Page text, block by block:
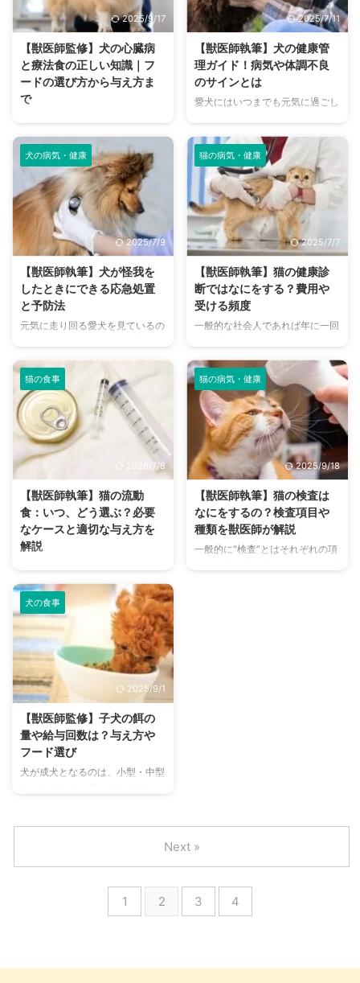
けて初めて症状が現れることもあ
ります。 そこで今回は、肝臓の
働きから病気、具体的な栄養管理
まで詳しくお話ししたいと思いま
す。 この記事の結論 肝臓には代
謝作用や解毒作用などの働きがあ
り、とても重要な臓器である 肝
うに症状が現れづらく、発 ...
に気づく必要があり、どのような
変化があるのかを理解しておくこ
とが大切です。 万が一、愛猫が
怪我をしてしまったときの応急処
置や、怪我をしないための予防方
法を知っておく必要があります。
ここでは猫に多い怪我や予防策に
事の結論 猫に多い怪我の種類は
...
2025/9/17
【獣医師監修】犬の心臓病
と療法食の正しい知識｜フ
ードの選び方から与え方ま
で
のひとつですが、中でも特に注意
したい心臓の病気です。 人の場
合にも重い病気になりやすく、そ
の病気が心臓にある、というだけ
で不安度は高まってしまうもので
す。 だからこそ、犬にとっての
心臓病がどういったものなのか、
必要な療法食とまとめてご紹介し
ます。 獣医師執筆の下、詳しい
犬の心臓病・心臓病食について、
理解していきましょう。 この記
事の結論 犬に起こる心臓病とは
大きく分けて2つあり、先天性と
う弁に異常が起こり、逆流する僧
帽弁閉鎖不全症は多く見られる病
...
2025/7/11
【獣医師執筆】犬の健康管
理ガイド！病気や体調不良
のサインとは
愛犬にはいつまでも元気に過ごし
めには病気の早期発見が重要にな
ってきます。 ただ、人間の言葉
が話せない犬は、自分の不調を飼
い主さんに伝えることができず、
発見が遅れることもあります。
日ごろのケアやスキンシップの際
に、少しだけ気を付けてあげるだ
けでも病気の早期発見に繋がりま
きる健康管理について解説してい
きます。 この記事の結論 日常的
に愛犬の変化がないか確認するこ
とが、病気や怪我の早期発見に繋
がるため、体を優しく触れてみ ...
犬の病気・健康
2025/7/9
【獣医師執筆】犬が怪我を
したときにできる応急処置
と予防法
元気に走り回る愛犬を見ているの
ります。 万が一、愛犬が怪我を
してしまったときに慌てないよ
う、飼い主さんとしてできること
が応急処置の方法を知っておくこ
と。 また、そもそも怪我をしな
いための予防方法を知っておく必
要があります。 ここでは犬に多
いきますので、愛犬の安全のため
にも参考にしてみてください。
この記事の結論 犬に多い怪我は
「骨折・ねんざ・脱臼、切り傷・
までさまざま 怪我をしているこ
と ...
猫の病気・健康
2025/7/7
【獣医師執筆】猫の健康診
断ではなにをする？費用や
受ける頻度
一般的な社会人であれば年に一回
間ドックなども受けるようになり
ます。 ですが、愛猫の健康診断
は定期的に行っているでしょう
か。 大切な愛猫の健康状態を知
るためには、しっかりと検査でき
る健康診断は欠かせません。 も
し病気があった場合、早期発見で
きる可能性があるため、定期的な
は、猫の年齢別に健康診断を受け
るペースや、費用についてお伝え
しています。 この記事の結論 猫
は本能的に不調を隠す習性がある
猫の食事
2025/7/8
【獣医師執筆】猫の流動
食：いつ、どう選ぶ？必要
なケースと適切な与え方を
解説
していく中で、愛猫の怪我や病気
などさまざまな健康問題を抱える
でしょう。 その中でも猫の食欲
が無くなってしまったり、ドライ
フードや缶詰フードを噛んで食べ
ることが難しくなる場面もありま
す。 そんなときには、獣医師の
指示に基づいて“流動食”を与える
ことがあるのです。 この記事で
はそんな流動食について、 流動
食が必要になる状況 流動食の種
類 流動食の与え方、注意点 の大
きく3つのポイントに分けて解説
猫の病気・健康
2025/9/18
【獣医師執筆】猫の検査は
なにをするの？検査項目や
種類を獣医師が解説
一般的に“検査”とはそれぞれの項
犬の食事
2025/9/1
【獣医師監修】子犬の餌の
量や給与回数は？与え方や
フード選び
犬が成犬となるのは、小型・中型
犬や子猫の販売を禁じる、世に言
う「8週齢規制」が定められてい
ます。 ということは、ペットシ
ョップや専門のブリーダーからお
1 2 3 4
Next »